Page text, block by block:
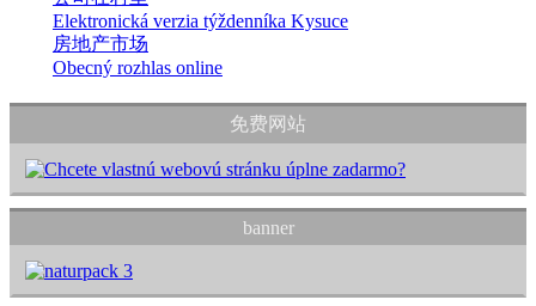
Elektronická verzia týždenníka Kysuce
房地产市场
Obecný rozhlas online
免费网站
banner